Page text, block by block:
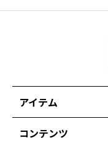
アイテム
コンテンツ